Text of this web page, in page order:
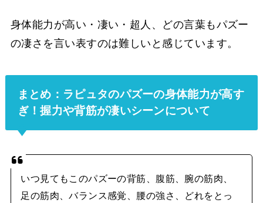
身体能力が高い・凄い・超人、どの言葉もパズー
の凄さを言い表すのは難しいと感じています。
まとめ：ラピュタのパズーの身体能力が高す
ぎ！握力や背筋が凄いシーンについて
いつ見てもこのパズーの背筋、腹筋、腕の筋肉、
足の筋肉、バランス感覚、腰の強さ、どれをとっ